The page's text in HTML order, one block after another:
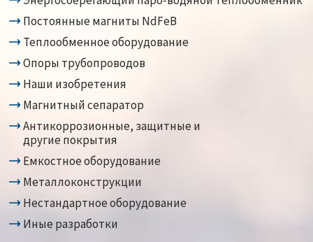
Постоянные магниты NdFeB
Теплообменное оборудование
Опоры трубопроводов
Наши изобретения
Магнитный сепаратор
Антикоррозионные, защитные и
другие покрытия
Емкостное оборудование
Металлоконструкции
Нестандартное оборудование
Иные разработки